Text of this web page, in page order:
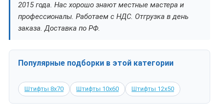
2015 года. Нас хорошо знают местные мастера и
профессионалы. Работаем с НДС. Отгрузка в день
заказа. Доставка по РФ.
Популярные подборки в этой категории
Штифты 8х70 Штифты 10х60 Штифты 12х50